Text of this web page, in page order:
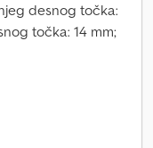
desnog točka:
točka: 14 mm;